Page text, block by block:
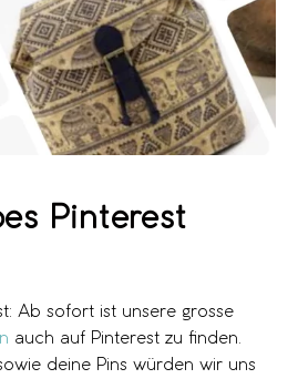
Pinterest
Ab sofort ist unsere grosse
auch auf Pinterest zu finden.
deine Pins würden wir uns